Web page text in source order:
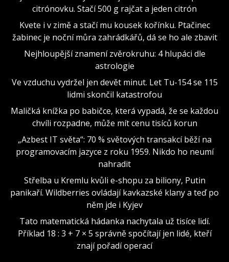
citrónovku. Stačí 500 g rajčat a jeden citrón
Kvete i v zimě a stačí mu kousek kořínku. Ptačinec
žabinec je noční můra zahrádkářů, dá se ho ale zbavit
Nejhloupější znamení zvěrokruhu: 4 hlupáci dle
astrologie
Ve vzduchu vydržel jen devět minut. Let Tu-154 se 115
lidmi skončil katastrofou
Maličká knížka po babičce, která vypadá, že se každou
chvíli rozpadne, může mít cenu tisíců korun
„Azbest IT světa“: 70 % světových transakcí běží na
programovacím jazyce z roku 1959. Nikdo ho neumí
nahradit
Střelba u Kremlu kvůli e-shopu za biliony, Putin
panikaří. Wildberries ovládají kavkazské klany a teď po
něm jde i Kyjev
Tato matematická hádanka nachytala už tisíce lidí.
Příklad 18 : 3 + 7 × 5 správně spočítají jen lidé, kteří
znají pořadí operací